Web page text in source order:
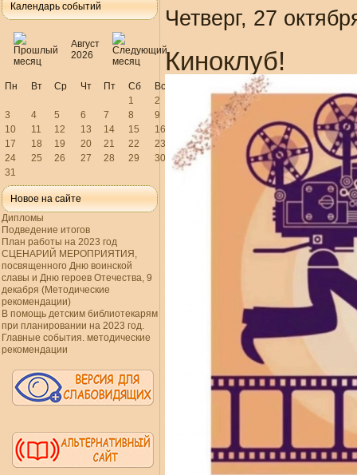
Календарь событий
Август
2026
Пн Вт Ср Чт Пт Сб
Вс
1
2
3
4 5 6 7 8
9
10
11 12 13 14 15
16
17
18 19 20 21 22
23
24
25 26 27 28 29
30
31
Новое на сайте
Дипломы
Подведение итогов
План работы на 2023 год
СЦЕНАРИЙ МЕРОПРИЯТИЯ,
посвященного Дню воинской
славы и Дню героев Отечества, 9
декабря (Методические
рекомендации)
В помощь детским библиотекарям
при планировании на 2023 год.
Главные события. методические
рекомендации
Четверг, 27
Киноклуб!